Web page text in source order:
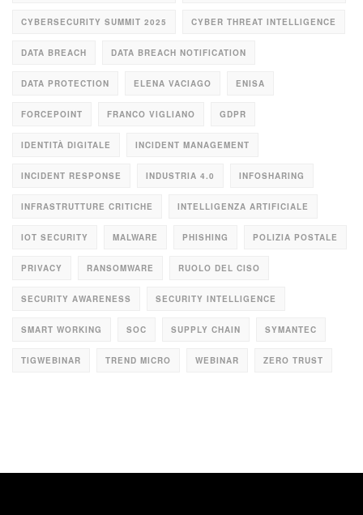
CYBERSECURITY SUMMIT 2025 CYBER THREAT INTELLIGENCE
DATA BREACH DATA BREACH NOTIFICATION
DATA PROTECTION ELENA VACIAGO ENISA
FORCEPOINT FRANCO VIGLIANO GDPR
IDENTITÀ DIGITALE INCIDENT MANAGEMENT
INCIDENT RESPONSE INDUSTRIA 4.0 INFOSHARING
INFRASTRUTTURE CRITICHE INTELLIGENZA ARTIFICIALE
IOT SECURITY MALWARE PHISHING POLIZIA POSTALE
PRIVACY RANSOMWARE RUOLO DEL CISO
SECURITY AWARENESS SECURITY INTELLIGENCE
SMART WORKING SOC SUPPLY CHAIN SYMANTEC
TIGWEBINAR TREND MICRO WEBINAR ZERO TRUST